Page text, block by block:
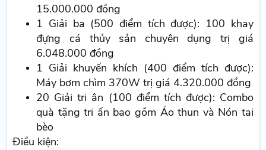
15.000.000 đồng
1 Giải ba (500 điểm tích được): 100 khay
đựng cá thủy sản chuyên dụng trị giá
6.048.000 đồng
1 Giải khuyến khích (400 điểm tích được):
Máy bơm chìm 370W trị giá 4.320.000 đồng
20 Giải tri ân (100 điểm tích được): Combo
quà tặng tri ấn bao gồm Áo thun và Nón tai
bèo
Điều kiện: